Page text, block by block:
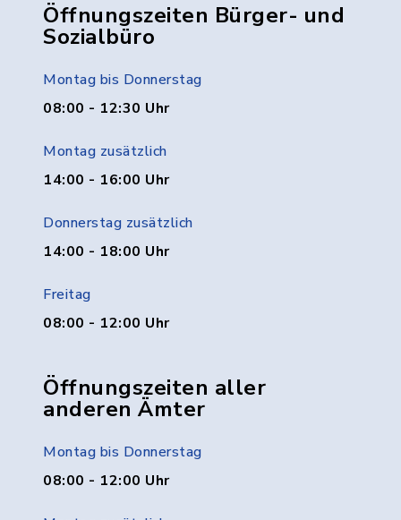
Öffnungszeiten Bürger- und
Sozialbüro
Montag bis Donnerstag
08:00 - 12:30 Uhr
Montag zusätzlich
14:00 - 16:00 Uhr
Donnerstag zusätzlich
14:00 - 18:00 Uhr
Freitag
08:00 - 12:00 Uhr
Öffnungszeiten aller
anderen Ämter
Montag bis Donnerstag
08:00 - 12:00 Uhr